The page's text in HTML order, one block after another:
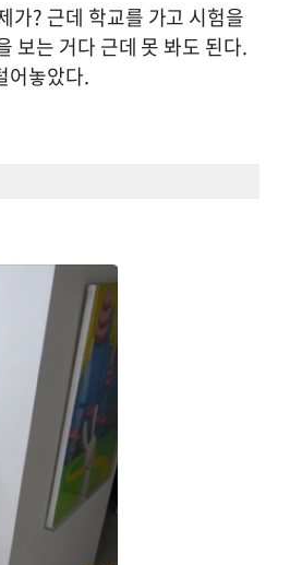
가? 근데 학교를 가고 시험을
보는 거다 근데 못 봐도 된다.
어놓았다.